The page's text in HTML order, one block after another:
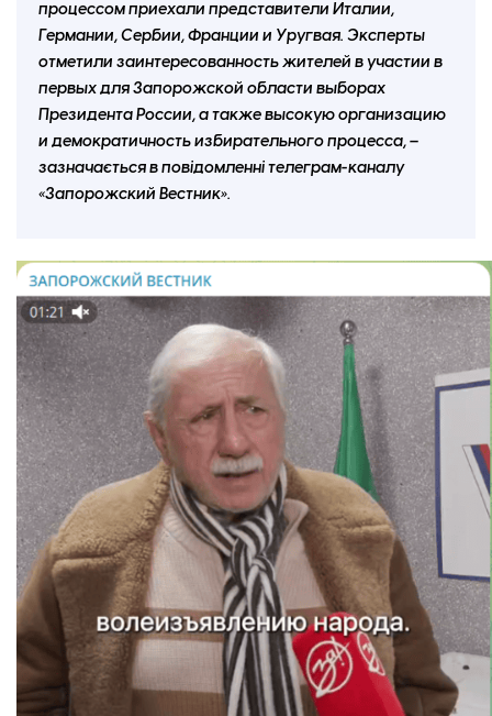
процессом приехали представители Италии,
Германии, Сербии, Франции и Уругвая. Эксперты
отметили заинтересованность жителей в участии в
первых для Запорожской области выборах
Президента России, а также высокую организацию
и демократичность избирательного процесса, –
зазначається в повідомленні телеграм-каналу
«Запорожский Вестник».